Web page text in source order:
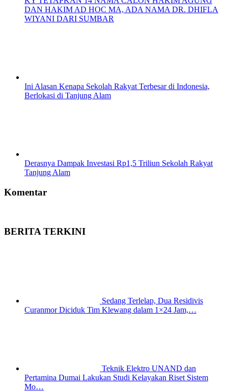
DAN HAKIM AD HOC MA, ADA NAMA DR. DHIFLA
WIYANI DARI SUMBAR
Ini Alasan Kenapa Sekolah Rakyat Terbesar di Indonesia,
Berlokasi di Tanjung Alam
Derasnya Dampak Investasi Rp1,5 Triliun Sekolah Rakyat
Tanjung Alam
Komentar
BERITA TERKINI
Sedang Terlelap, Dua Residivis
Curanmor Diciduk Tim Klewang dalam 1×24 Jam,…
Teknik Elektro UNAND dan
Pertamina Dumai Lakukan Studi Kelayakan Riset Sistem
Mo…